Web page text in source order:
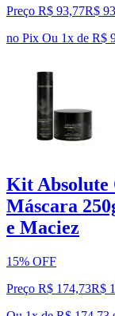
Preço R$ 93,77R$ 93
no Pix Ou 1x de R$
Kit Absolute
Máscara
e Maciez
15% OFF
Preço R$ 174,73R$